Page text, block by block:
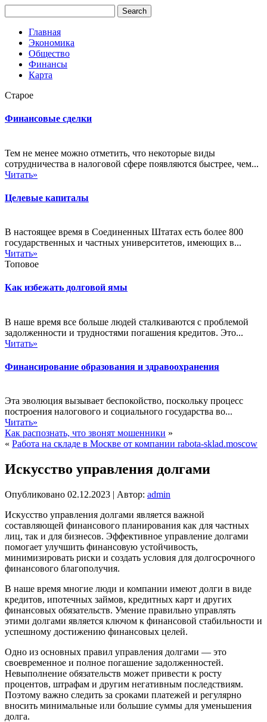
Главная
Экономика
Общество
Финансы
Карта
Старое
Финансовые сделки
Тем не менее можно отметить, что некоторые виды
сотрудничества в налоговой сфере появляются быстрее, чем...
Читать»
Целевые капиталы
В настоящее время в Соединенных Штатах есть более 800
государственных и частных университетов, имеющих в...
Читать»
Топовое
Как избежать долговой ямы
В наше время все больше людей сталкиваются с проблемой
задолженности и трудностями погашения кредитов. Это...
Читать»
Финансирование образования и здравоохранения
Эта эволюция вызывает беспокойство, поскольку процесс
построения налогового и социального государства во...
Читать»
Как распознать, что звонят мошенники »
« Работа на складе в Москве от компании rabota-sklad.moscow
Искусство управления долгами
Опубликовано 02.12.2023 | Автор: admin
Искусство управления долгами является важной
составляющей финансового планирования как для частных
лиц, так и для бизнесов. Эффективное управление долгами
помогает улучшить финансовую устойчивость,
минимизировать риски и создать условия для долгосрочного
финансового благополучия.
В наше время многие люди и компании имеют долги в виде
кредитов, ипотечных займов, кредитных карт и других
финансовых обязательств. Умение правильно управлять
этими долгами является ключом к финансовой стабильности и
успешному достижению финансовых целей.
Одно из основных правил управления долгами — это
своевременное и полное погашение задолженностей.
Невыполнение обязательств может привести к росту
процентов, штрафам и другим негативным последствиям.
Поэтому важно следить за сроками платежей и регулярно
вносить минимальные или большие суммы для уменьшения
долга.